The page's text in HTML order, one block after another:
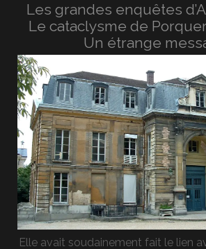
Les grandes enquêtes
Le cataclysme de
Un étrange
Elle avait soudainement fait le lien